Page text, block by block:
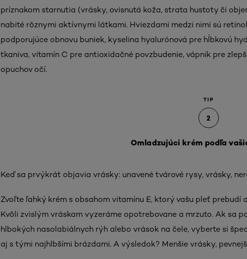
príznakom starnutia (vrásky, ovisnutá koža, strata hustoty či
nabité rôznymi aktívnymi látkami. Hviezdami medzi nimi sú
podporujúce obnovu buniek, kyselina hyalurónová pre hĺbkovú
tkaniva, vitamín C pre antioxidačné povzbudenie, vápnik pre
opuchov očí.
TIP
2
Omladzujúci krém podľa
Keď sa prvýkrát objavia vrásky: unavené tvárové rysy, vrásky,
Zvoľte ľahký krém s obsahom vitamínu E, ktorý vašu pleť
Kvôli zvislým vráskam vyzeráme opotrebovane a mrzuto. Ak sa
hlbokých nasolabiálnych rýh alebo vrások na čele, vyberte si
aj s tými najhlbšími brázdami. A výsledok? Menšie vrásky,